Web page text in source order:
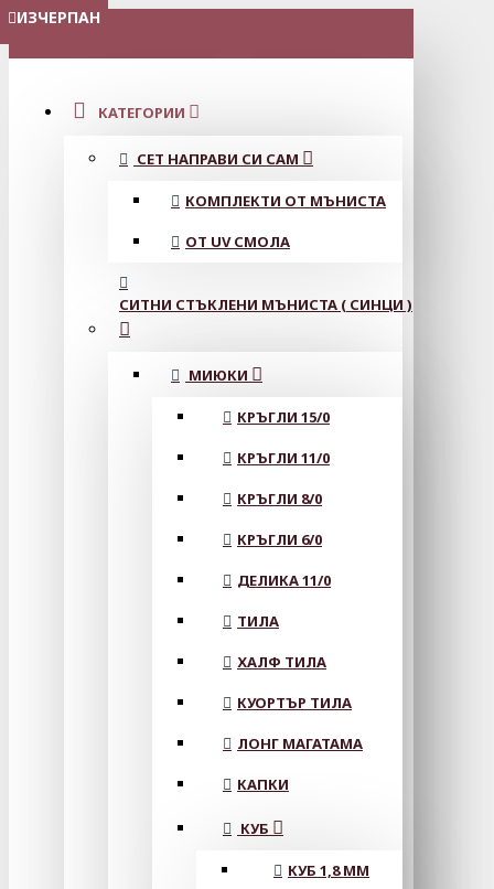
МЕНЮ
КАТЕГОРИИ
СЕТ НАПРАВИ СИ САМ
КОМПЛЕКТИ ОТ МЪНИСТА
ОТ UV СМОЛА
СИТНИ СТЪКЛЕНИ МЪНИСТА ( СИНЦИ )
МИЮКИ
КРЪГЛИ 15/0
КРЪГЛИ 11/0
КРЪГЛИ 8/0
КРЪГЛИ 6/0
ДЕЛИКА 11/0
ТИЛА
ХАЛФ ТИЛА
КУОРТЪР ТИЛА
ЛОНГ МАГАТАМА
КАПКИ
КУБ
КУБ 1,8 ММ
ИЗЧЕРПАН
ИЗЧЕРПАН